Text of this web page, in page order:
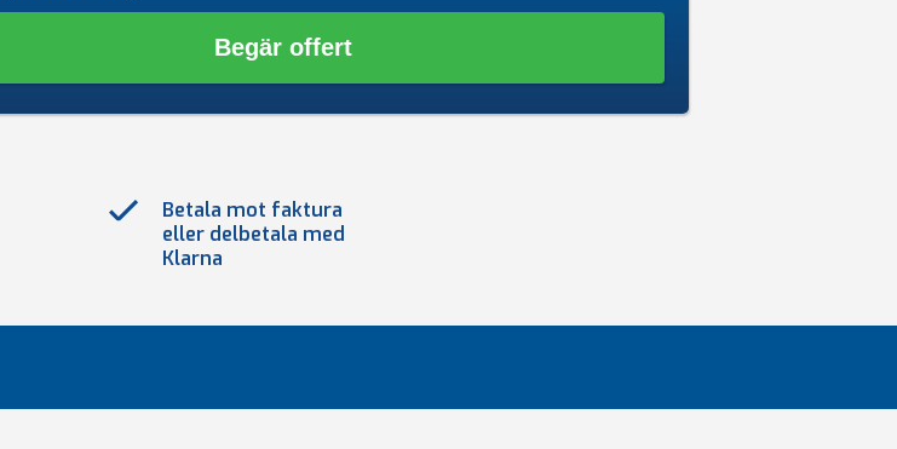
Begär offert
Betala mot faktura
eller delbetala med
Klarna